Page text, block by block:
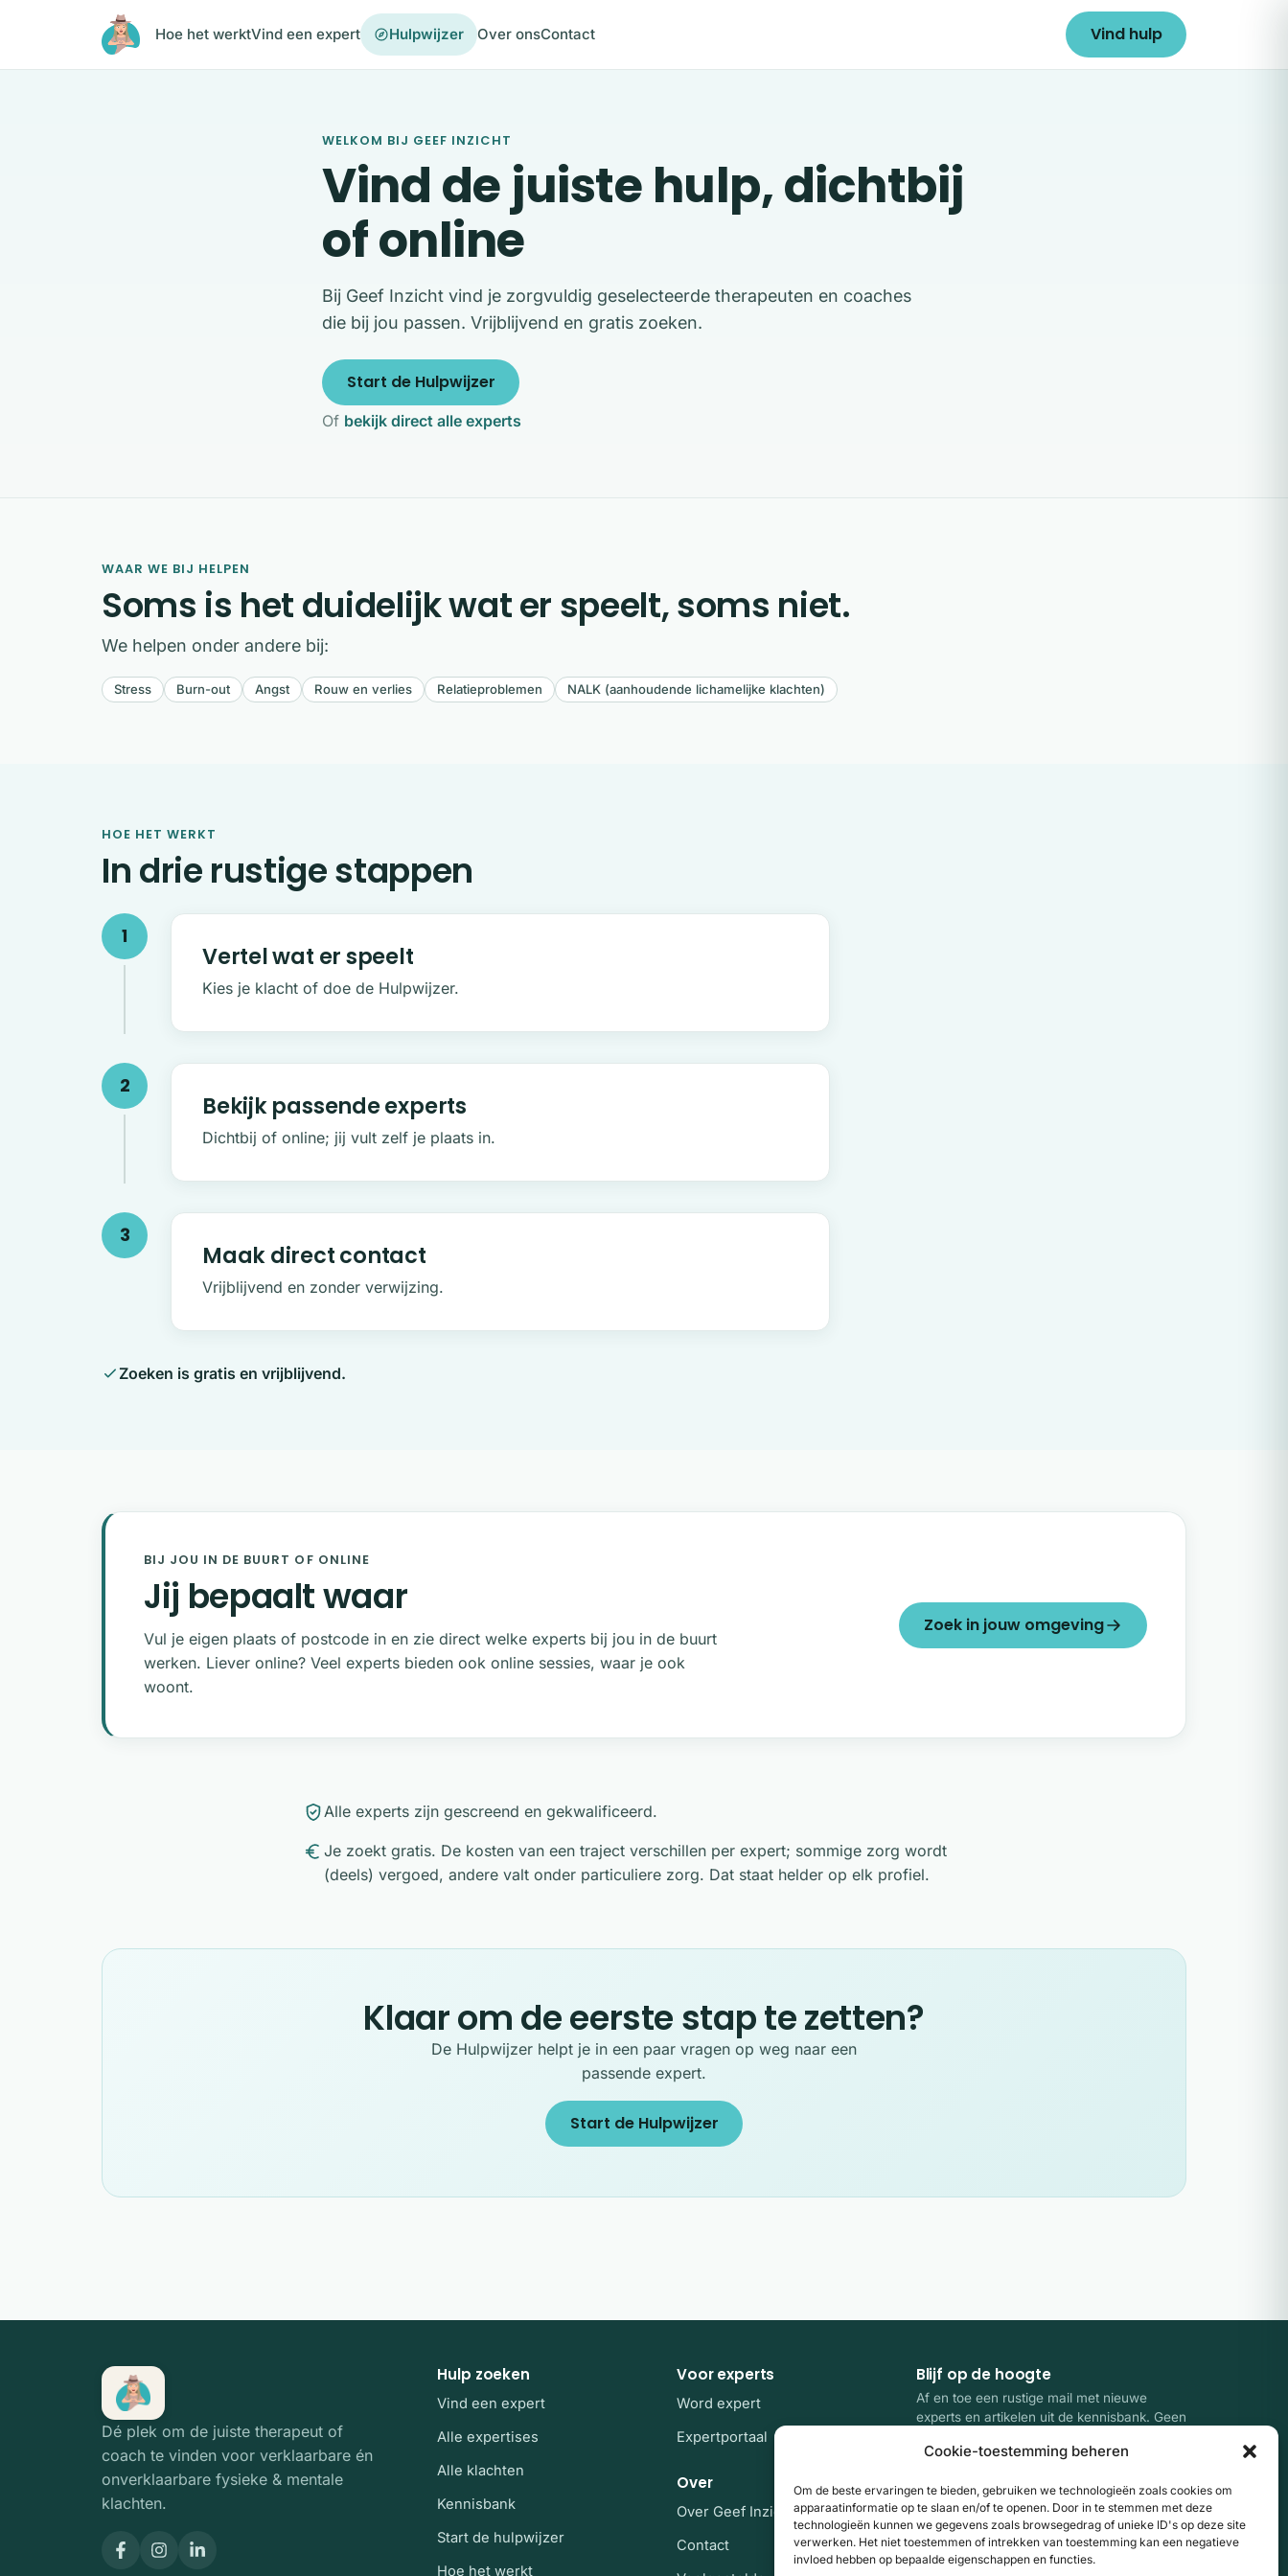
Cookie-toestemming beheren
Om de beste ervaringen te bieden, gebruiken we technologieën zoals cookies om
apparaatinformatie op te slaan en/of te openen. Door in te stemmen met deze
technologieën kunnen we gegevens zoals browsegedrag of unieke ID's op deze site
verwerken. Het niet toestemmen of intrekken van toestemming kan een negatieve
invloed hebben op bepaalde eigenschappen en functies.
Ga naar de inhoud
Hoe het werktVind een expert Hulpwijzer Over onsContact Vind hulp
WELKOM BIJ GEEF INZICHT
Vind de juiste hulp, dichtbij
of online
Bij Geef Inzicht vind je zorgvuldig geselecteerde therapeuten en coaches
die bij jou passen. Vrijblijvend en gratis zoeken.
Start de Hulpwijzer
Of bekijk direct alle experts
WAAR WE BIJ HELPEN
Soms is het duidelijk wat er speelt, soms niet.
We helpen onder andere bij:
Stress Burn-out Angst Rouw en verlies Relatieproblemen NALK (aanhoudende lichamelijke klachten)
HOE HET WERKT
In drie rustige stappen
1
Vertel wat er speelt
Kies je klacht of doe de Hulpwijzer.
2
Bekijk passende experts
Dichtbij of online; jij vult zelf je plaats in.
3
Maak direct contact
Vrijblijvend en zonder verwijzing.
Zoeken is gratis en vrijblijvend.
BIJ JOU IN DE BUURT OF ONLINE
Jij bepaalt waar
Vul je eigen plaats of postcode in en zie direct welke experts bij jou in de buurt
werken. Liever online? Veel experts bieden ook online sessies, waar je ook
woont.
Zoek in jouw omgeving
Alle experts zijn gescreend en gekwalificeerd.
Je zoekt gratis. De kosten van een traject verschillen per expert; sommige zorg wordt
(deels) vergoed, andere valt onder particuliere zorg. Dat staat helder op elk profiel.
Klaar om de eerste stap te zetten?
De Hulpwijzer helpt je in een paar vragen op weg naar een
passende expert.
Start de Hulpwijzer
Dé plek om de juiste therapeut of
coach te vinden voor verklaarbare én
onverklaarbare fysieke & mentale
klachten.
Hulp zoeken
Vind een expert
Alle expertises
Alle klachten
Kennisbank
Start de hulpwijzer
Hoe het werkt
Voor experts
Word expert
Expertportaal
Over
Over Geef Inzicht
Contact
Blijf op de hoogte
Af en toe een rustige mail met nieuwe
experts en artikelen uit de kennisbank. Geen
Door je aan te melden ga je akkoord met onze
privacyverklaring
. Beschermd door